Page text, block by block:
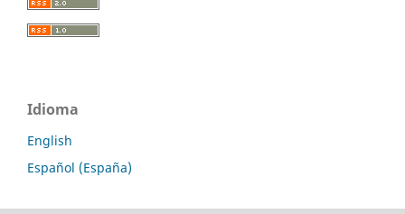
Idioma
English
Español (España)